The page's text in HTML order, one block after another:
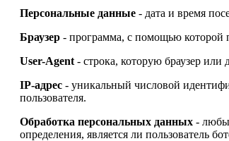
Персональные данные - дата и время
Браузер - программа, с помощью которой
User-Agent - строка, которую браузер или
IP-адрес - уникальный числовой
пользователя.
Обработка персональных данных -
определения, является ли пользователь